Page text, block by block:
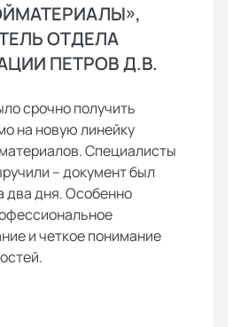
ОТДЕЛА
ПЕТРОВ Д.В.
срочно получить
на новую линейку
Специалисты
– документ был
два дня. Особенно
и четкое понимание